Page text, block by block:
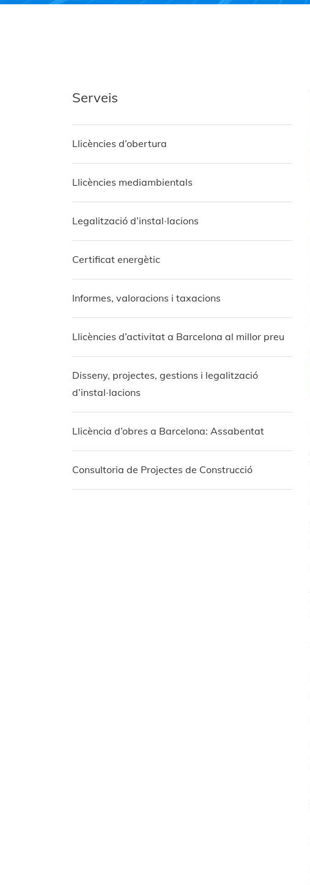
Serveis
Llicències d’obertura
Llicències mediambientals
Legalització d’instal·lacions
Certificat energètic
Informes, valoracions i taxacions
Llicències d’activitat a Barcelona al millor preu
Disseny, projectes, gestions i legalització
d’instal·lacions
Llicència d’obres a Barcelona: Assabentat
Consultoria de Projectes de Construcció